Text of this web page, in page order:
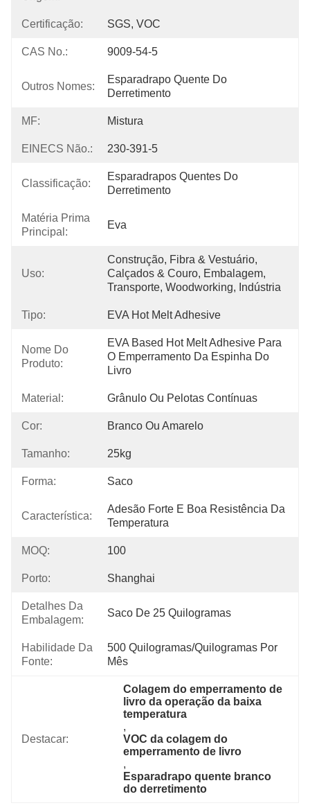
Certificação: SGS, VOC
CAS No.: 9009-54-5
Outros Nomes:
Esparadrapo Quente Do
Derretimento
MF: Mistura
EINECS Não.: 230-391-5
Classificação:
Esparadrapos Quentes Do
Derretimento
Matéria Prima
Principal:
Eva
Uso:
Construção, Fibra & Vestuário,
Calçados & Couro, Embalagem,
Transporte, Woodworking, Indústria
Tipo: EVA Hot Melt Adhesive
Nome Do
Produto:
EVA Based Hot Melt Adhesive Para
O Emperramento Da Espinha Do
Livro
Material: Grânulo Ou Pelotas Contínuas
Cor: Branco Ou Amarelo
Tamanho: 25kg
Forma: Saco
Característica:
Adesão Forte E Boa Resistência Da
Temperatura
MOQ: 100
Porto: Shanghai
Detalhes Da
Embalagem:
Saco De 25 Quilogramas
Habilidade Da
Fonte:
500 Quilogramas/quilogramas Por
Mês
Destacar:
Colagem do emperramento de
livro da operação da baixa
temperatura
,
VOC da colagem do
emperramento de livro
,
Esparadrapo quente branco
do derretimento